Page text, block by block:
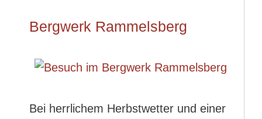
Bergwerk Rammelsberg
Bei herrlichem Herbstwetter und einer